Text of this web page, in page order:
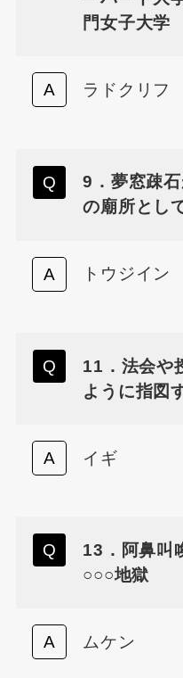
門女子大学
ラドクリフ
9．夢窓疎
の廟所とし
トウジイン
11．法会や
ように指図
イギ
13．阿鼻叫
○○○地獄
ムケン